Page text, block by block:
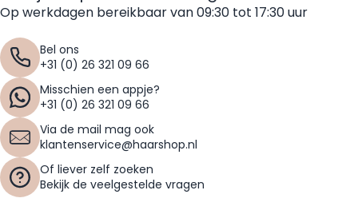
Op werkdagen bereikbaar van 09:30 tot 17:30 uur
Bel ons
+31 (0) 26 321 09 66
Misschien een appje?
+31 (0) 26 321 09 66
Via de mail mag ook
klantenservice@haarshop.nl
Of liever zelf zoeken
Bekijk de veelgestelde vragen